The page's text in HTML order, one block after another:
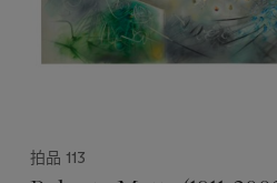
fourteen. From 1915 until
Slade School of Fine Art
time in London by the works
spent working as a ski
in 1940. Three years later, after
拍品 113